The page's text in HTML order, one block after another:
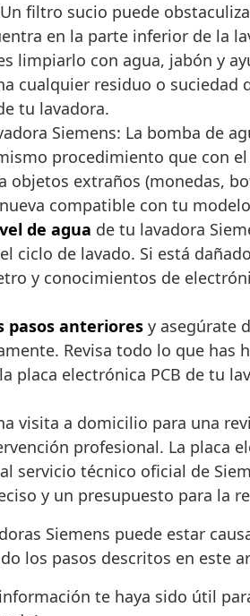
filtro sucio puede
en la parte inferior de la
limpiarlo con agua, jabón y
cualquier residuo o
tu lavadora.
Siemens: La bomba de
procedimiento que con
extraños (monedas,
compatible con tu
de agua de tu lavadora
ciclo de lavado. Si está
y conocimientos de
pasos anteriores y asegúrate
Revisa todo lo que
placa electrónica PCB de tu
visita a domicilio para una
profesional. La placa
servicio técnico oficial de
y un presupuesto para la
Siemens puede estar
los pasos descritos en este
te haya sido útil